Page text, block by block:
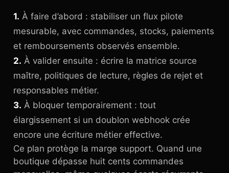
1. À faire d’abord : stabiliser un flux pilote
mesurable, avec commandes, stocks, paiements
et remboursements observés ensemble.
2. À valider ensuite : écrire la matrice source
maître, politiques de lecture, règles de rejet et
responsables métier.
3. À bloquer temporairement : tout
élargissement si un doublon webhook crée
encore une écriture métier effective.
Ce plan protège la marge support. Quand une
boutique dépasse huit cents commandes